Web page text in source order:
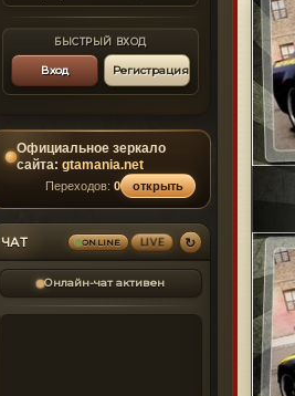
БЫСТРЫЙ ВХОД
Вход Регистрация
Официальное зеркало
сайта: gtamania.net
Переходов: 0 открыть
ЧАТ ONLINE LIVE ↻
Онлайн-чат активен